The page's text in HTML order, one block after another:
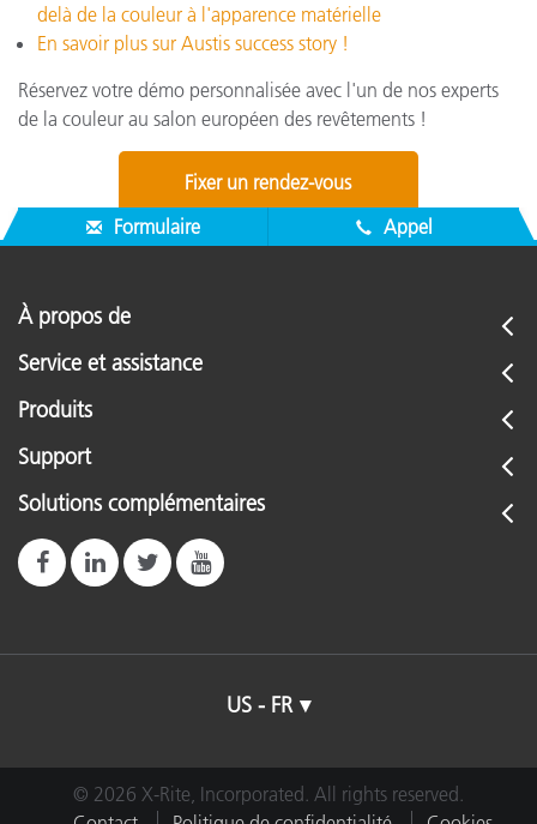
delà de la couleur à l'apparence matérielle
En savoir plus sur Austis success story !
Réservez votre démo personnalisée avec l'un de nos experts
de la couleur au salon européen des revêtements !
Fixer un rendez-vous
Formulaire
Appel
À propos de
Service et assistance
Produits
Support
Solutions complémentaires
US - FR
© 2026 X-Rite, Incorporated. All rights reserved.